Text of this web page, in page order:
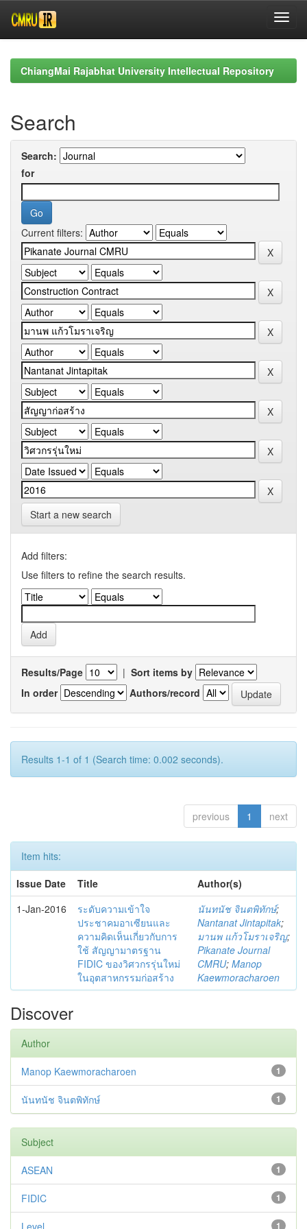
navigationChiangMai Rajabhat University Intellectual Repository
Search
Search:
for
Current filters:
Start a new search
Add filters:
Use filters to refine the search results.
Results/Page | Sort items by
In order
Authors/record
Results 1-1 of 1 (Search time: 0.002 seconds).
previous 1 next
Item hits:
Issue Date
Title
Author(s)
1-Jan-2016
ระดับความเข้าใจ
ประชาคมอาเซียนและ
ความคิดเห็นเกี่ยวกับการ
ใช้ สัญญามาตรฐาน
FIDIC ของวิศวกรรุ่นใหม่
ในอุตสาหกรรมก่อสร้าง
นันทนัช จินตพิทักษ์;
Nantanat Jintapitak;
มานพ แก้วโมราเจริญ;
Pikanate Journal
CMRU; Manop
Kaewmoracharoen
Discover
Author
1
Manop Kaewmoracharoen
1
นันทนัช จินตพิทักษ์
Subject
1
ASEAN
1
FIDIC
1
Level